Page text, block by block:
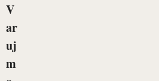
V
ar
uj
m